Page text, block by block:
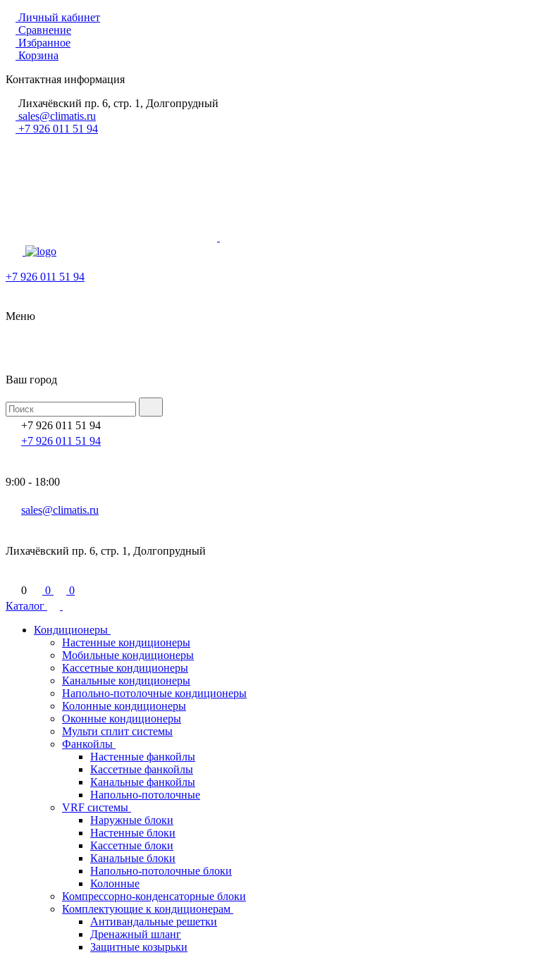
Личный кабинет
Сравнение
Избранное
Корзина
Контактная информация
Лихачёвский пр. 6, стр. 1, Долгопрудный
sales@climatis.ru
+7 926 011 51 94
+7 926 011 51 94
Меню
Ваш город
+7 926 011 51 94
+7 926 011 51 94
9:00 - 18:00
sales@climatis.ru
Лихачёвский пр. 6, стр. 1, Долгопрудный
0 0
0
Каталог
Кондиционеры
Настенные кондиционеры
Мобильные кондиционеры
Кассетные кондиционеры
Канальные кондиционеры
Напольно-потолочные кондиционеры
Колонные кондиционеры
Оконные кондиционеры
Мульти сплит системы
Фанкойлы
Настенные фанкойлы
Кассетные фанкойлы
Канальные фанкойлы
Напольно-потолочные
VRF системы
Наружные блоки
Настенные блоки
Кассетные блоки
Канальные блоки
Напольно-потолочные блоки
Колонные
Компрессорно-конденсаторные блоки
Комплектующие к кондиционерам
Антивандальные решетки
Дренажный шланг
Защитные козырьки